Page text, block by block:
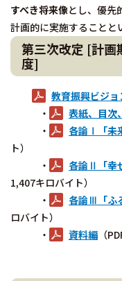
すべき将来像とし、優先
計画的に実施することと
第三次改定 [計画
度]
教育振興ビジョ
・
表紙、目次
・
各論Ⅰ「未
ト）
・
各論Ⅱ「幸
1,407キロバイト）
・
各論Ⅲ「ふ
ロバイト）
・
資料編 （